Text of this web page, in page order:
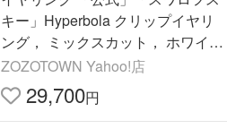
キー」Hyperbola クリップイヤリ
ング， ミックスカット， ホワイ
ト， ミックスメタル仕上げ レディ
ース メンズ
ZOZOTOWN Yahoo!店
29,700円